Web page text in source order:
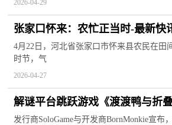
2026-04-29
张家口怀来：农忙正当时-最新快
4月22日，河北省张家口市怀来县农民在田
时节，气
2026-04-27
解谜平台跳跃游戏《渡渡鸭与折
日发售
发行商SoloGame与开发商BornMonkie宣布